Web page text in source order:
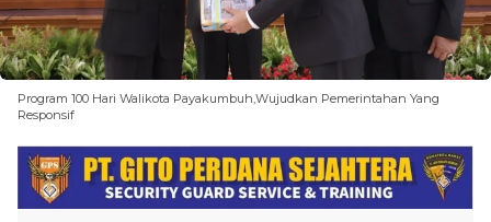
Program 100 Hari Walikota Payakumbuh,Wujudkan Pemerintahan Yang
Responsif